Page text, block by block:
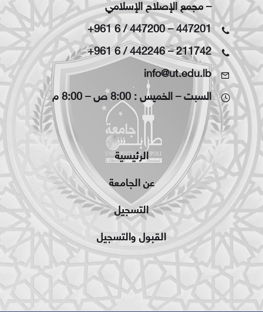
– مجمع الإصلاح الإسلامي
+961 6 / 447200–447201
+961 6 / 442246–211742
info@ut.edu.lb
السبت – الخميس : 8:00 ص – 8:00 م
الرئيسية
عن الجامعة
التسجيل
القبول والتسجيل